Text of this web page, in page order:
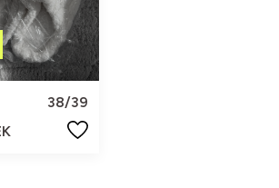
38/39